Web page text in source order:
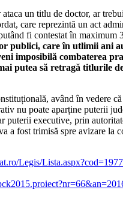
un titlu de doctor, ar
care reprezintă un act
fi contestat în maximum
publici, care în utlimii ani
imposibilă combaterea
putea să retragă titlurile
având în vedere
nu poate aparține puterii
puterii executive, prin
a fost trimisă spre avizare la
Legis/